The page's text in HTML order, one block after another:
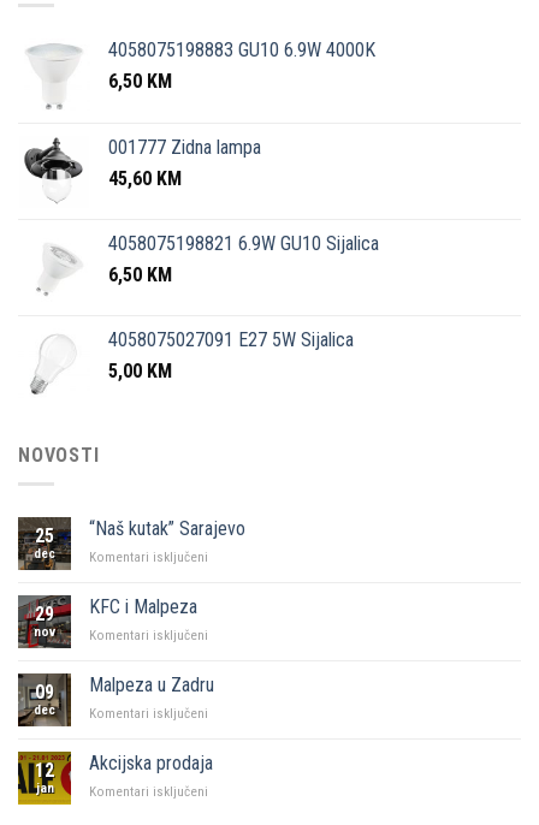
4058075198883 GU10 6.9W 4000K
6,50 KM
001777 Zidna lampa
45,60 KM
4058075198821 6.9W GU10 Sijalica
6,50 KM
4058075027091 E27 5W Sijalica
5,00 KM
NOVOSTI
25
dec
“Naš kutak” Sarajevo
Komentari isključeni
29
nov
KFC i Malpeza
Komentari isključeni
Malpeza
09
dec
Malpeza u Zadru
Komentari isključeni
Zadru
12
jan
Akcijska prodaja
Komentari isključeni